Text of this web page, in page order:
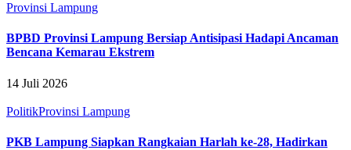
Provinsi Lampung
BPBD Provinsi Lampung Bersiap Antisipasi Hadapi Ancaman
Bencana Kemarau Ekstrem
14 Juli 2026
PolitikProvinsi Lampung
‎PKB Lampung Siapkan Rangkaian Harlah ke-28, Hadirkan